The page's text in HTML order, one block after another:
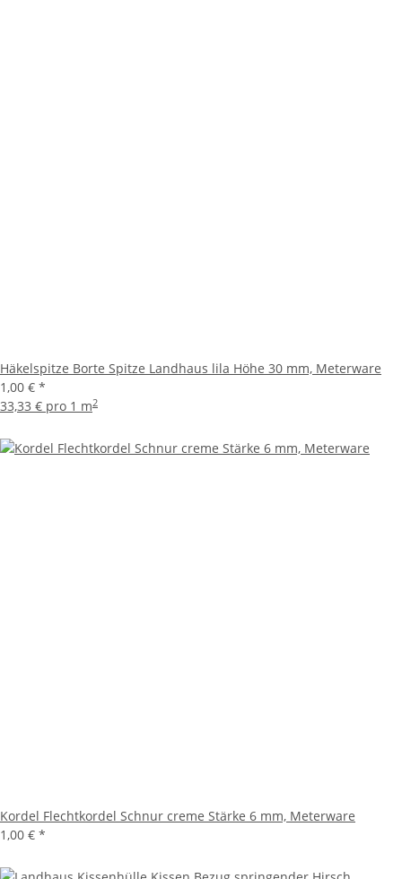
Häkelspitze Borte Spitze Landhaus lila Höhe 30 mm, Meterware
1,00 € *
33,33 € pro 1 m2
Kordel Flechtkordel Schnur creme Stärke 6 mm, Meterware
1,00 € *